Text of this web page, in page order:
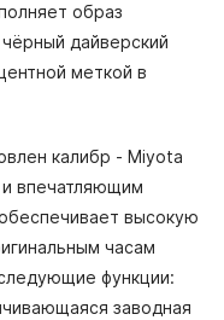
образ
дайверский
меткой в
калибр - Miyota
впечатляющим
высокую
часам
функции:
заводная